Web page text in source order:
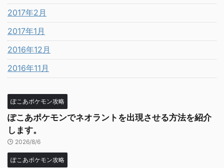
2017年2月
2017年1月
2016年12月
2016年11月
ぽこあポケモン攻略
ぽこあポケモンでネオラントを出現させる方法を紹介
します。
2026/8/6
ぽこあポケモン攻略